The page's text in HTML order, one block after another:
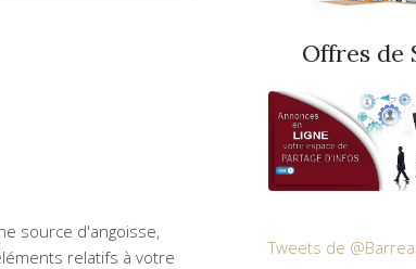
source d'angoisse,
relatifs à votre
Offres de
Tweets de